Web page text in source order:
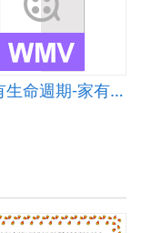
《家有生命週期-家有嬰幼兒篇-為照顧嬰幼兒生活作息受影響-睡覺篇》影片